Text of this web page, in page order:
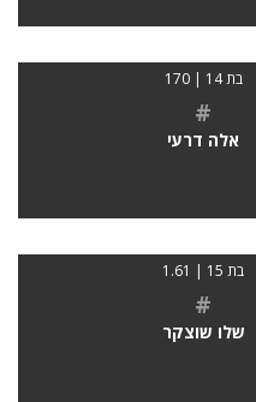
בת 14 | 170
#
אלה דרעי
בת 15 | 1.61
#
שלו שוצקר